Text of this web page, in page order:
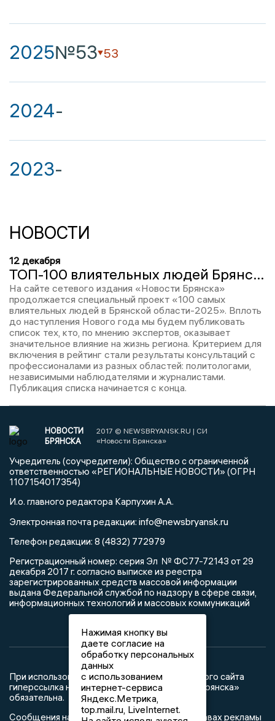
2025№53 53
2024-
2023-
НОВОСТИ
12 декабря
ТОП-100 влиятельных людей Брянской области – 2025: Александр Жутенков, место № 53
На сайте сетевого издания «Новости Брянска»
продолжается специальный проект «100 самых
влиятельных людей в Брянской области-2025». Вплоть
до наступления Нового года мы будем публиковать
список тех, кто, по мнению экспертов, оказывает
значительное влияние на жизнь региона. Критерием для
включения в рейтинг стали результаты консультаций с
профессионалами из разных областей: политологами,
независимыми наблюдателями и журналистами.
Публикация списка начинается с конца.
НОВОСТИ
БРЯНСКА
2017 © NEWSBRYANSK.RU | СИ
«Новости Брянска»
Учредитель (соучредители): Общество с ограниченной
ответственностью «РЕГИОНАЛЬНЫЕ НОВОСТИ» (ОГРН
1107154017354)
И.о. главного редактора Карпухин А.А.
Электронная почта редакции: info@newsbryansk.ru
Телефон редакции: 8 (4832) 772979
Регистрационный номер: серия Эл № ФС77-72143 от 29
декабря 2017 г. согласно выписке из реестра
зарегистрированных средств массовой информации
выдана Федеральной службой по надзору в сфере связи,
информационных технологий и массовых коммуникаций
При использовании любого материала с данного сайта
гиперссылка на Сетевое издание «Новости Брянска»
обязательна.
Сообщения на сером фоне размещены на правах рекламы
Нажимая кнопку вы
даете согласие на
обработку персональных
данных
с использованием
интернет-сервиса
Яндекс.Метрика,
top.mail.ru, LiveInternet.